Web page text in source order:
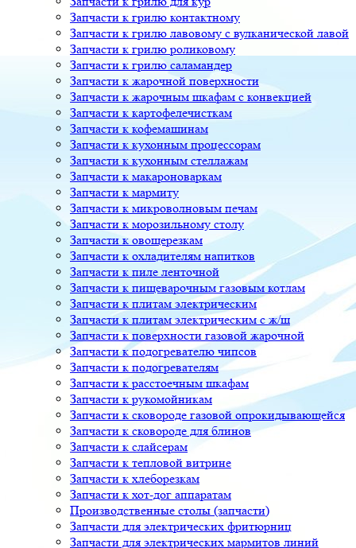
Запчасти к грилю контактному
Запчасти к грилю лавовому с вулканической лавой
Запчасти к грилю роликовому
Запчасти к грилю саламандер
Запчасти к жарочной поверхности
Запчасти к жарочным шкафам с конвекцией
Запчасти к картофелечисткам
Запчасти к кофемашинам
Запчасти к кухонным процессорам
Запчасти к кухонным стеллажам
Запчасти к макароноваркам
Запчасти к мармиту
Запчасти к микроволновым печам
Запчасти к морозильному столу
Запчасти к овощерезкам
Запчасти к охладителям напитков
Запчасти к пиле ленточной
Запчасти к пищеварочным газовым котлам
Запчасти к плитам электрическим
Запчасти к плитам электрическим с ж/ш
Запчасти к поверхности газовой жарочной
Запчасти к подогревателю чипсов
Запчасти к подогревателям
Запчасти к расстоечным шкафам
Запчасти к рукомойникам
Запчасти к сковороде газовой опрокидывающейся
Запчасти к сковороде для блинов
Запчасти к слайсерам
Запчасти к тепловой витрине
Запчасти к хлеборезкам
Запчасти к хот-дог аппаратам
Производственные столы (запчасти)
Запчасти для электрических фритюрниц
Запчасти для электрических мармитов линий